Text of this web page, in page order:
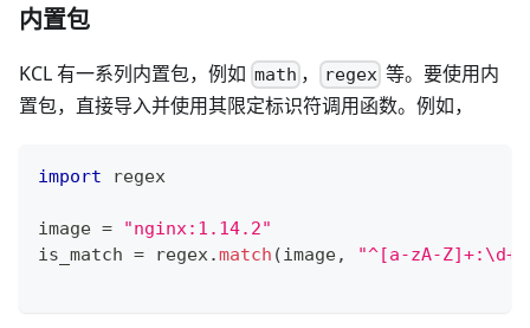
内置包
KCL 有一系列内置包，例如 math ， regex等。要使用内
置包，直接导入并使用其限定标识符调用函数。例如，
import regex
image =
"nginx:1.14.2"
is_match = regex.match (image, "^[a-zA-